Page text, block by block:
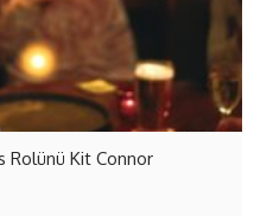
Rolünü Kit Connor